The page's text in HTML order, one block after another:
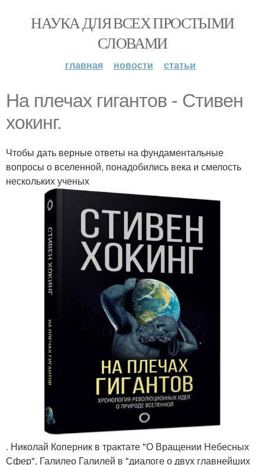
НАУКА ДЛЯ ВСЕХ ПРОСТЫМИ
СЛОВАМИ
главная новости статьи
На плечах гигантов - Стивен
хокинг.
Чтобы дать верные ответы на фундаментальные
вопросы о вселенной, понадобились века и смелость
нескольких ученых
. Николай Коперник в трактате "О Вращении Небесных
Сфер", Галилео Галилей в "диалоге о двух главнейших